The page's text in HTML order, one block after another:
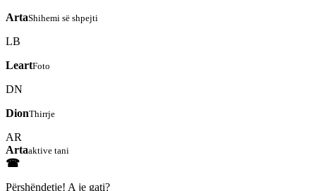
ArtaShihemi së shpejti
LB
LeartFoto
DN
DionThirrje
AR
Artaaktive tani
☎
Përshëndetje! A je gati?